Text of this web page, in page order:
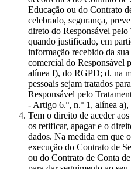
Educação ou do Contrato
celebrado, segurança,
direto do Responsável
quando justificado, em
informação recebido da
comercial do Responsável
alínea f), do RGPD; d. na
pessoais sejam tratados
Responsável pelo
- Artigo 6.º, n.º 1, alínea
Tem o direito de aceder
os retificar, apagar e o
dados. Na medida em que
execução do Contrato de
ou do Contrato de Conta